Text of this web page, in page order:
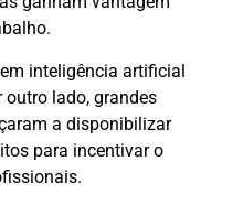
inteligência artificial
outro lado, grandes
a disponibilizar
para incentivar o